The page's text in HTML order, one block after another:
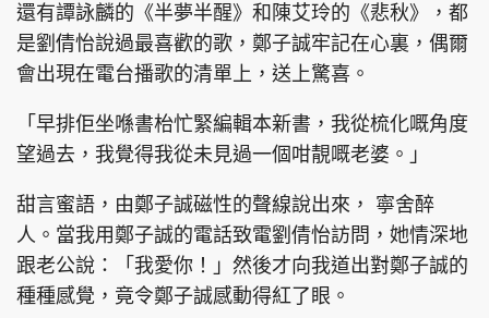
還有譚詠麟的《半夢半醒》和陳艾玲的《悲秋》，都
是劉倩怡說過最喜歡的歌，鄭子誠牢記在心裏，偶爾
會出現在電台播歌的清單上，送上驚喜。
「早排佢坐喺書枱忙緊編輯本新書，我從梳化嘅角度
望過去，我覺得我從未見過一個咁靚嘅老婆。」
甜言蜜語，由鄭子誠磁性的聲線說出來， 寧舍醉
人。當我用鄭子誠的電話致電劉倩怡訪問，她情深地
跟老公說：「我愛你！」然後才向我道出對鄭子誠的
種種感覺，竟令鄭子誠感動得紅了眼。